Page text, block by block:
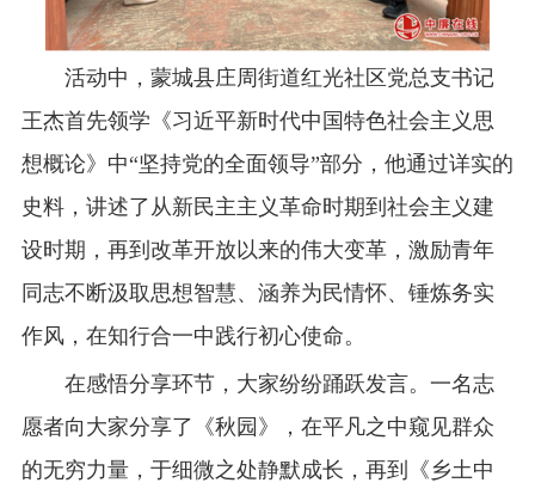
活动中，蒙城县庄周街道红光社区党总支书记
王杰首先领学《习近平新时代中国特色社会主义思
想概论》中“坚持党的全面领导”部分，他通过详实的
史料，讲述了从新民主主义革命时期到社会主义建
设时期，再到改革开放以来的伟大变革，激励青年
同志不断汲取思想智慧、涵养为民情怀、锤炼务实
作风，在知行合一中践行初心使命。
在感悟分享环节，大家纷纷踊跃发言。一名志
愿者向大家分享了《秋园》，在平凡之中窥见群众
的无穷力量，于细微之处静默成长，再到《乡土中